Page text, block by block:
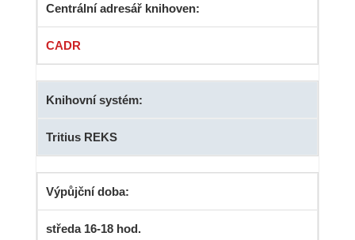
Centrální adresář knihoven:
CADR
Knihovní systém:
Tritius REKS
Výpůjční doba:
středa 16-18 hod.